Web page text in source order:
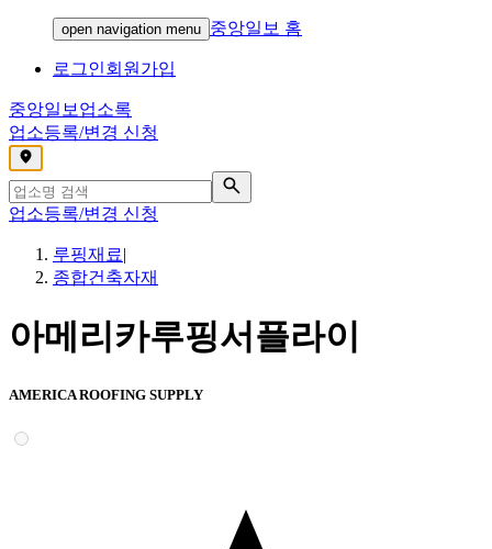
open navigation menu 중앙일보 홈
로그인회원가입
중앙일보 업소록
업소등록/변경 신청
,
업소등록/변경 신청
루핑재료|
종합건축자재
아메리카루핑서플라이
AMERICA ROOFING SUPPLY